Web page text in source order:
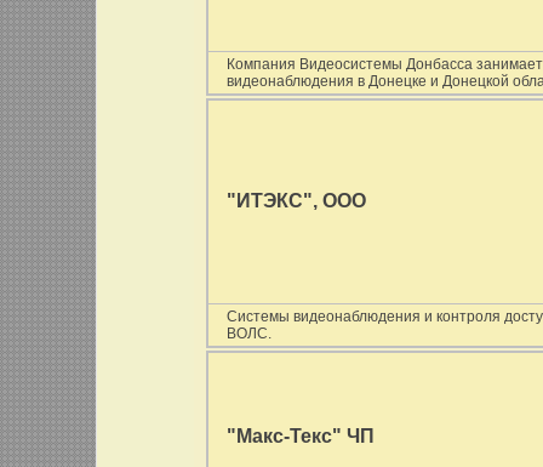
Компания Видеосистемы Донбасса
видеонаблюдения в Донецке и Донецкой
"ИТЭКС", ООО
Cистемы видеонаблюдения и контроля
ВОЛС.
"Макс-Текс" ЧП